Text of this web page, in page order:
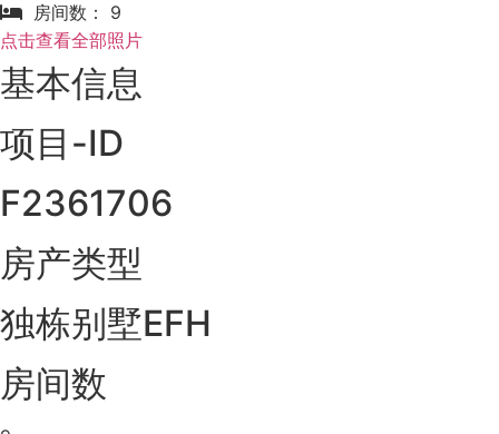
房间数： 9
点击查看全部照片
基本信息
项目-ID
F2361706
房产类型
独栋别墅EFH
房间数